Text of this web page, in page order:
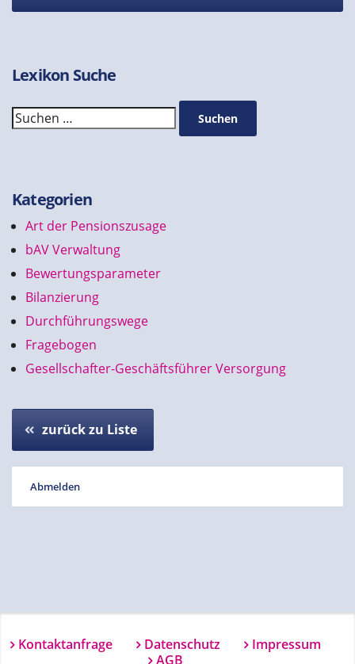
Lexikon Suche
Suchen
Kategorien
Art der Pensionszusage
bAV Verwaltung
Bewertungsparameter
Bilanzierung
Durchführungswege
Fragebogen
Gesellschafter-Geschäftsführer Versorgung
zurück zu Liste
Abmelden
Kontaktanfrage Datenschutz
Impressum
AGB